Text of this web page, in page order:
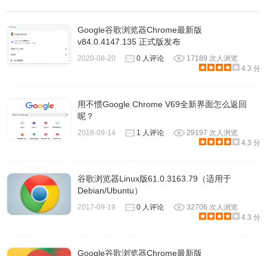
Google Chrome v89.0.4389.114 官方正式版 离线安装包
（无更新组件）32位
https://dl.google.com/release2/chrome/AJoG-
https://www.google.com/dl/release2/chrome/AJoG-
hcDJqbwg_TFBj9eH-
g_89.0.4389.114/89.0.4389.114_chrome_installer.exe
hcDJqbwg_TFBj9eH-
g_89.0.4389.114/89.0.4389.114_chrome_installer.exe
Google谷歌浏览器Chrome最新版
v84.0.4147.135 正式版发布
2020-08-20 0 人评论
17189 次人浏览
4.3 分
用不惯Google Chrome V69全新界面怎么返回
呢？
2018-09-14 1 人评论
29197 次人浏览
4.3 分
谷歌浏览器Linux版61.0.3163.79（适用于
Debian/Ubuntu）
2017-09-19 0 人评论
32706 次人浏览
4.3 分
Google谷歌浏览器Chrome最新版